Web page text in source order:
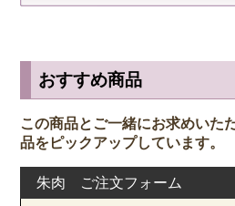
おすすめ商品
この商品とご一緒にお求めいた
品をピックアップしています。
朱肉 ご注文フォーム